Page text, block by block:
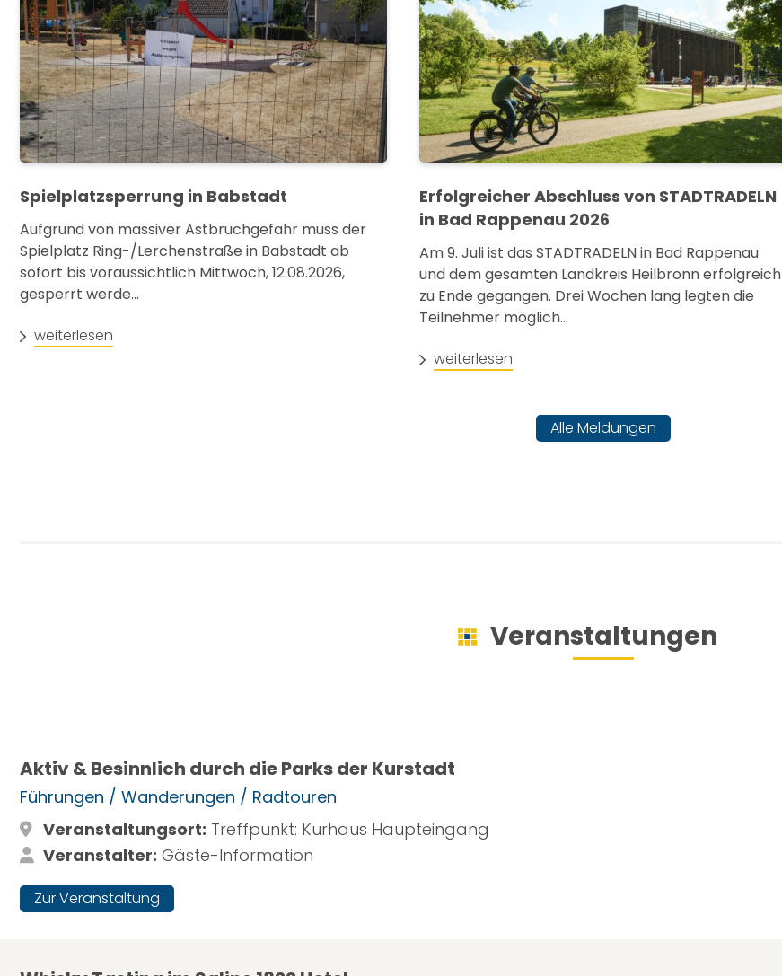
Spielplatzsperrung in Babstadt
Aufgrund von massiver Astbruchgefahr muss der
Spielplatz Ring-/Lerchenstraße in Babstadt ab
sofort bis voraussichtlich Mittwoch, 12.08.2026,
gesperrt werde...
weiterlesen
Erfolgreicher Abschluss von STADTRADELN
in Bad Rappenau 2026
Am 9. Juli ist das STADTRADELN in Bad Rappenau
und dem gesamten Landkreis Heilbronn erfolgreich
zu Ende gegangen. Drei Wochen lang legten die
Teilnehmer möglich...
weiterlesen
Alle Meldungen
Veranstaltungen
Aktiv & Besinnlich durch die Parks der Kurstadt
Führungen / Wanderungen / Radtouren
Veranstaltungsort: Treffpunkt: Kurhaus Haupteingang
Veranstalter: Gäste-Information
Zur Veranstaltung